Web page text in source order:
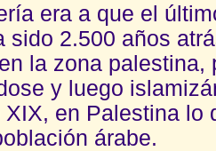
era a que el
sido 2.500 años
la zona
y luego
en Palestina lo
árabe.